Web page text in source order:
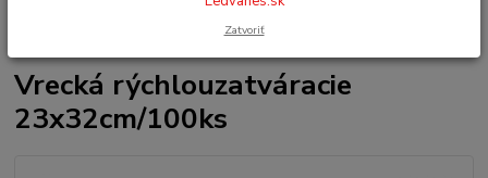
Vrecká rýchlouzatváracie 23x32cm/100ks
Vrecká rýchlouzatváracie
23x32cm/100ks
Zatvoriť